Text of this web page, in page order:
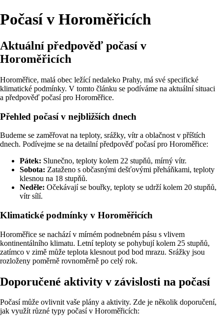
Počasí v Horoměřicích
Aktuální předpověď počasí v
Horoměřicích
Horoměřice, malá obec ležící nedaleko Prahy, má své specifické
klimatické podmínky. V tomto článku se podíváme na aktuální situaci
a předpověď počasí pro Horoměřice.
Přehled počasí v nejbližších dnech
Budeme se zaměřovat na teploty, srážky, vítr a oblačnost v příštích
dnech. Podívejme se na detailní předpověď počasí pro Horoměřice:
Pátek: Slunečno, teploty kolem 22 stupňů, mírný vítr.
Sobota: Zataženo s občasnými dešťovými přeháňkami, teploty
klesnou na 18 stupňů.
Neděle: Očekávají se bouřky, teploty se udrží kolem 20 stupňů,
vítr sílí.
Klimatické podmínky v Horoměřicích
Horoměřice se nachází v mírném podnebném pásu s vlivem
kontinentálního klimatu. Letní teploty se pohybují kolem 25 stupňů,
zatímco v zimě může teplota klesnout pod bod mrazu. Srážky jsou
rozloženy poměrně rovnoměrně po celý rok.
Doporučené aktivity v závislosti na počasí
Počasí může ovlivnit vaše plány a aktivity. Zde je několik doporučení,
jak využít různé typy počasí v Horoměřicích: